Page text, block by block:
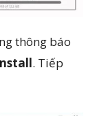
thông báo
. Tiếp